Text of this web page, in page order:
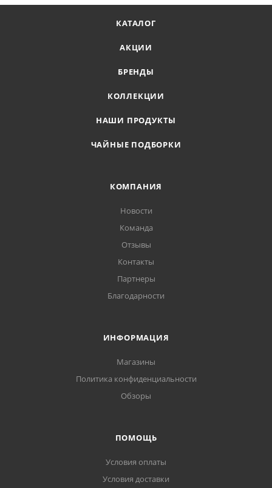
КАТАЛОГ
АКЦИИ
БРЕНДЫ
КОЛЛЕКЦИИ
НАШИ ПРОДУКТЫ
ЧАЙНЫЕ ПОДБОРКИ
КОМПАНИЯ
Новости
Команда
Отзывы
Контакты
Партнеры
Благодарности
ИНФОРМАЦИЯ
Магазины
Политика конфиденциальности
Обзоры
ПОМОЩЬ
Условия оплаты
Условия доставки